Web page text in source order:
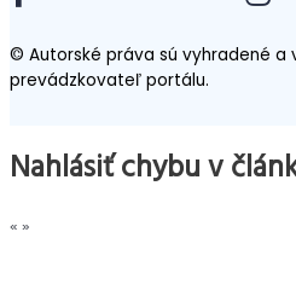
© Autorské práva sú vyhradené a
prevádzkovateľ portálu.
Nahlásiť chybu v
«»